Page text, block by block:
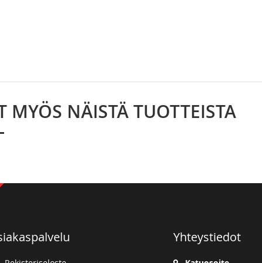
NÄISTÄ TUOTTEISTA
Yhteystiedot